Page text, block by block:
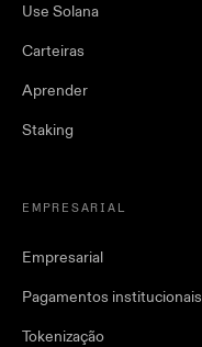
Use Solana
Carteiras
Aprender
Staking
EMPRESARIAL
Empresarial
Pagamentos institucionais
Tokenização